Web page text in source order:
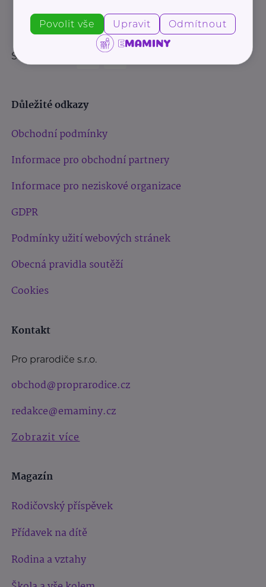
Sledujte nás:
Důležité odkazy
Obchodní podmínky
Informace pro obchodní partnery
Informace pro neziskové organizace
GDPR
Podmínky užití webových stránek
Obecná pravidla soutěží
Cookies
Kontakt
Pro prarodiče s.r.o.
obchod@proprarodice.cz
redakce@emaminy.cz
Zobrazit více
Magazín
Rodičovský příspěvek
Přídavek na dítě
Rodina a vztahy
Povolit vše Upravit Odmítnout